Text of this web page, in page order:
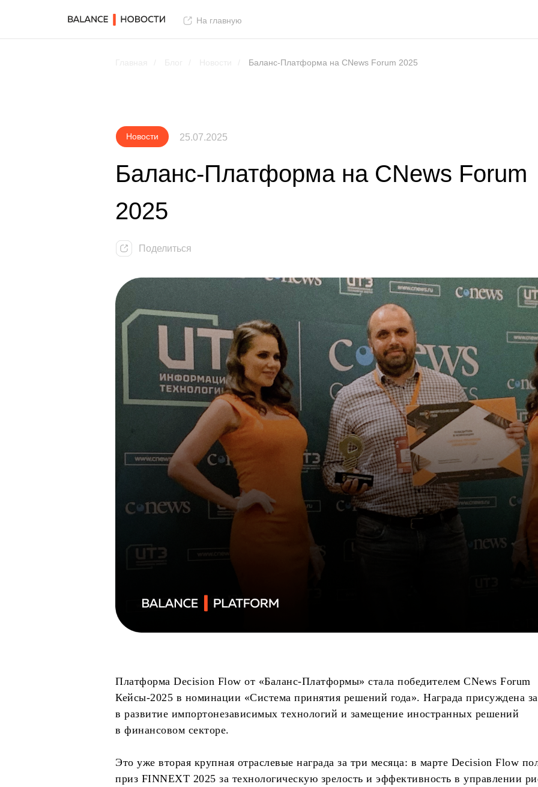
На главную
Баланс-Платформа на CNews Forum 2025
Новости 25.07.2025
Баланс-Платформа на CNews Forum
2025
Поделиться
Платформа Decision Flow от «Баланс-Платформы» стала победителем CNews Forum
Кейсы‑2025 в номинации «Система принятия решений года». Награда присуждена
в развитие импортонезависимых технологий и замещение иностранных решений
в финансовом секторе.
Это уже вторая крупная отраслевые награда за три месяца: в марте Decision Flow
приз FINNEXT 2025 за технологическую зрелость и эффективность в управлении